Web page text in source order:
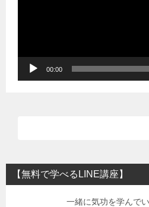
00:00
【無料で学べるLINE講座】
一緒に気功を学んで